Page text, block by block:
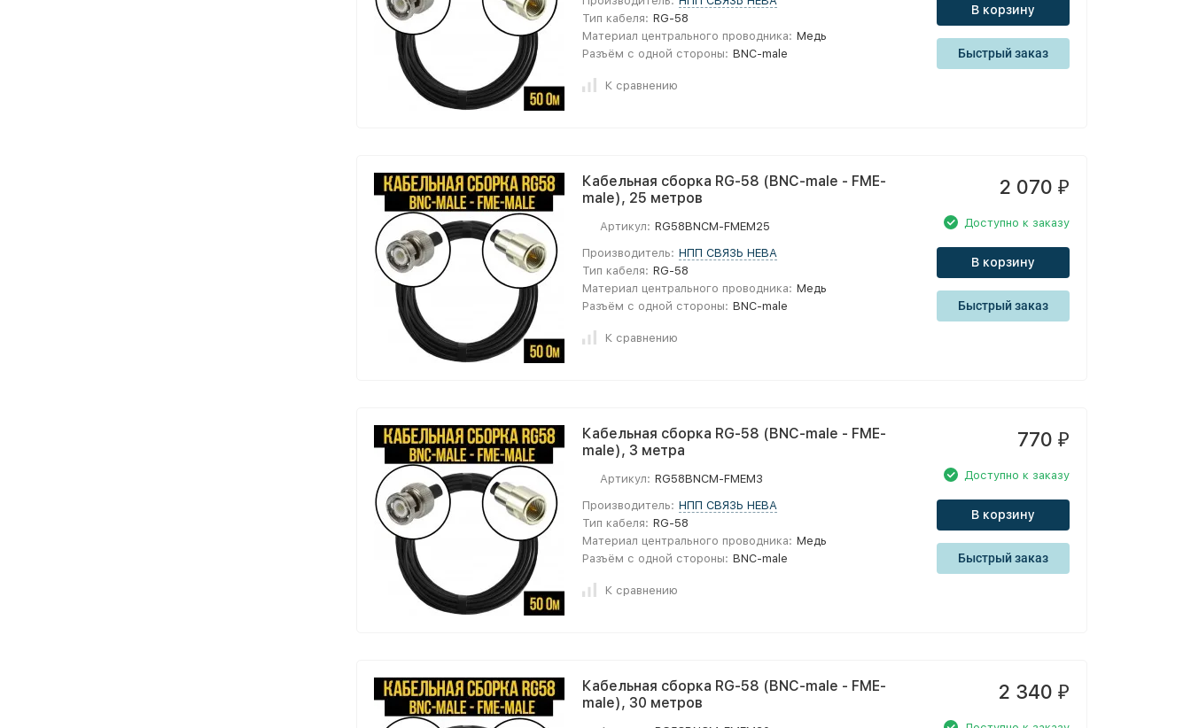
Тип кабеля: RG-58
Материал центрального проводника: Медь
Разъём с одной стороны: BNC-male
К сравнению
В корзину
Быстрый заказ
Кабельная сборка RG-58 (BNC-male - FME-
male), 25 метров
Артикул: RG58BNCM-FMEM25
Производитель: НПП СВЯЗЬ НЕВА
Тип кабеля: RG-58
Материал центрального проводника: Медь
Разъём с одной стороны: BNC-male
К сравнению
2 070 ₽
Доступно к заказу
В корзину
Быстрый заказ
Кабельная сборка RG-58 (BNC-male - FME-
male), 3 метра
Артикул: RG58BNCM-FMEM3
Производитель: НПП СВЯЗЬ НЕВА
Тип кабеля: RG-58
Материал центрального проводника: Медь
Разъём с одной стороны: BNC-male
К сравнению
770 ₽
Доступно к заказу
В корзину
Быстрый заказ
Кабельная сборка RG-58 (BNC-male - FME-
male), 30 метров
2 340 ₽